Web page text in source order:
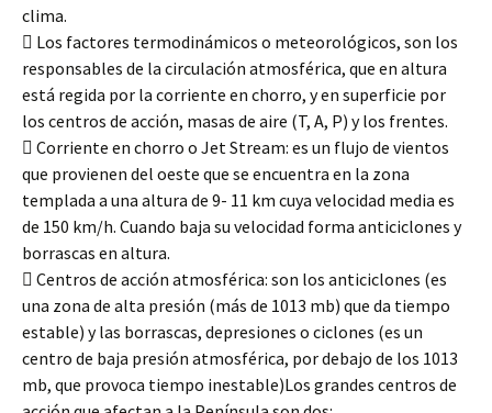
clima.
 Los factores termodinámicos o meteorológicos, son los
responsables de la circulación atmosférica, que en altura
está regida por la corriente en chorro, y en superficie por
los centros de acción, masas de aire (T, A, P) y los frentes.
 Corriente en chorro o Jet Stream: es un flujo de vientos
que provienen del oeste que se encuentra en la zona
templada a una altura de 9- 11 km cuya velocidad media es
de 150 km/h. Cuando baja su velocidad forma anticiclones y
borrascas en altura.
 Centros de acción atmosférica: son los anticiclones (es
una zona de alta presión (más de 1013 mb) que da tiempo
estable) y las borrascas, depresiones o ciclones (es un
centro de baja presión atmosférica, por debajo de los 1013
mb, que provoca tiempo inestable)Los grandes centros de